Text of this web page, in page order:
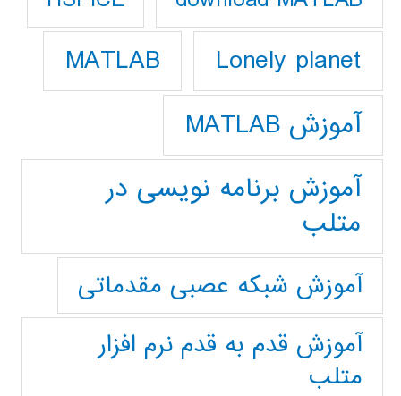
Lonely planet
MATLAB
آموزش MATLAB
آموزش برنامه نویسی در
متلب
آموزش شبکه عصبی مقدماتی
آموزش قدم به قدم نرم افزار
متلب